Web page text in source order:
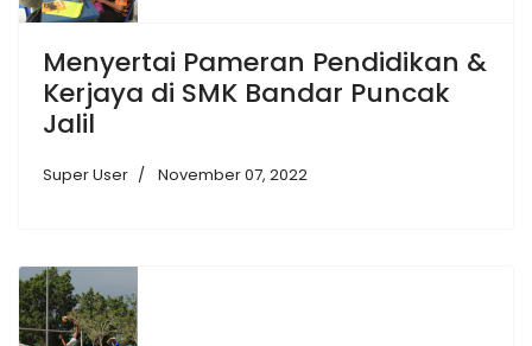
Menyertai Pameran Pendidikan &
Kerjaya di SMK Bandar Puncak
Jalil
Super User November 07, 2022